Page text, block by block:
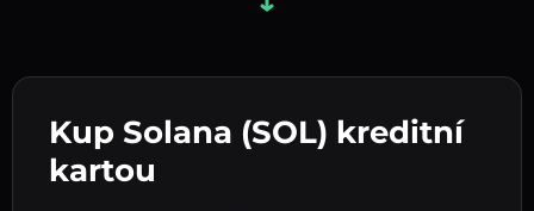
Kup Solana (SOL) kreditní
kartou